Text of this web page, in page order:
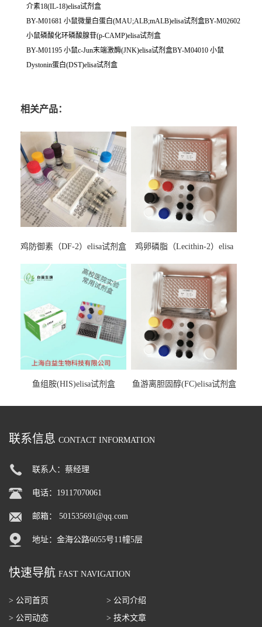
介素18(IL-18)elisa试剂盒
BY-M01681 小鼠微量白蛋白(MAU;ALB;mALB)elisa试剂盒BY-M02602
小鼠磷酸化环磷酸腺苷(p-CAMP)elisa试剂盒
BY-M01195 小鼠c-Jun末端激酶(JNK)elisa试剂盒BY-M04010 小鼠
Dystonin蛋白(DST)elisa试剂盒
相关产品：
鸡防御素（DF-2）elisa试剂盒
鸡卵磷脂（Lecithin-2）elisa
鱼组胺(HIS)elisa试剂盒 鱼游离胆固醇(FC)elisa试剂盒
联系信息 CONTACT INFORMATION
联系人：蔡经理
电话：19117070061
邮箱： 501535691@qq.com
地址：金海公路6055号11幢5层
快速导航 FAST NAVIGATION
> 公司首页
> 公司介绍
> 公司动态
> 技术文章